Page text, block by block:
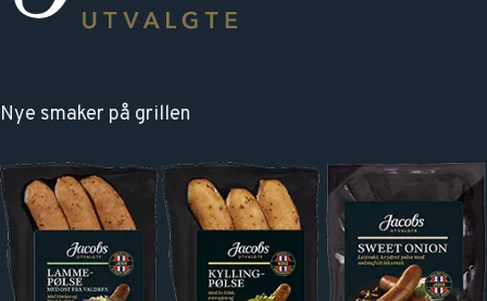
Nye smaker på grillen